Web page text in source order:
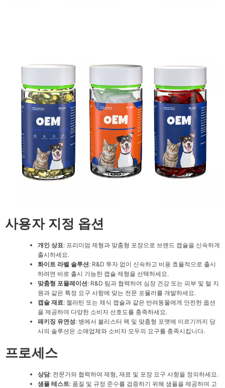
사용자 지정 옵션
개인 상표: 프리미엄 제형과 맞춤형 포장으로 브랜드 캡슐을 신속하게
출시하세요.
화이트 라벨 솔루션: R&D 투자 없이 신속하고 비용 효율적으로 출시
하려면 바로 출시 가능한 캡슐 제형을 선택하세요.
맞춤형 포뮬레이션: R&D 팀과 협력하여 심장 건강 또는 피부 및 털 지
원과 같은 특정 요구 사항에 맞는 전문 포뮬러를 개발하세요.
캡슐 재료: 젤라틴 또는 채식 캡슐과 같은 반려동물에게 안전한 옵션
을 제공하여 다양한 소비자 선호도를 충족하세요.
패키징 유연성: 병에서 블리스터 팩 및 맞춤형 포맷에 이르기까지 당
사의 솔루션은 소매업체와 소비자 모두의 요구를 충족시킵니다.
프로세스
상담: 전문가와 협력하여 제형, 재료 및 포장 요구 사항을 정의하세요.
샘플 테스트: 품질 및 규정 준수를 검증하기 위해 샘플을 제공하여 고